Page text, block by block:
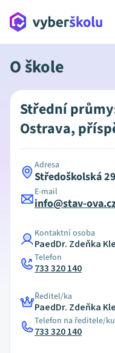
O škole
Střední
Ostrava,
Adresa
Středoškolská
E-mail
info@stav-
Kontaktní osoba
PaedDr. Zdeňka
Telefon
733 320 140
Ředitel/ka
PaedDr. Zdeňka
Telefon na ředitele/ku
733 320 140